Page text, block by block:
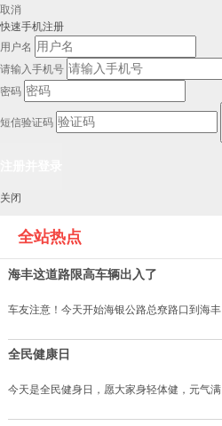
取消
快速手机注册
用户名
请输入手机号
密码
短信验证码
关闭
全站热点
海丰这道路限高车辆出入了
车友注意！今天开始海银公路总尞路口到海丰
全民健康日
今天是全民健身日，愿大家身轻体健，元气满